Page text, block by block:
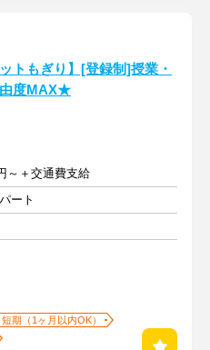
トもぎり】[登録制]授業・
度MAX★
～＋交通費支給
ート
短期（1ヶ月以内OK）